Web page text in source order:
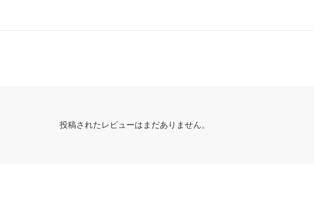
投稿されたレビューはまだありません。